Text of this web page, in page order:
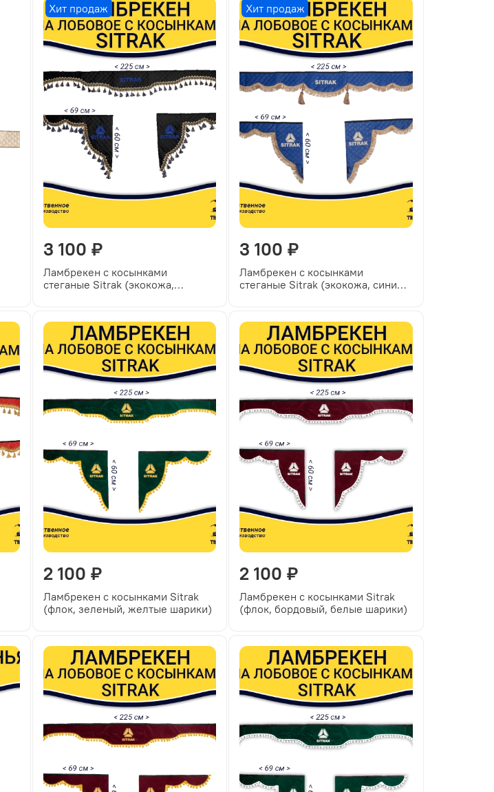
Хит продаж
3 100 ₽
Ламбрекен с косынками
стеганые Sitrak (экокожа,
Хит продаж
3 100 ₽
Ламбрекен с косынками
стеганые Sitrak (экокожа, синий,
2 100 ₽
Ламбрекен с косынками Sitrak
(флок, зеленый, желтые шарики)
2 100 ₽
Ламбрекен с косынками Sitrak
(флок, бордовый, белые шарики)